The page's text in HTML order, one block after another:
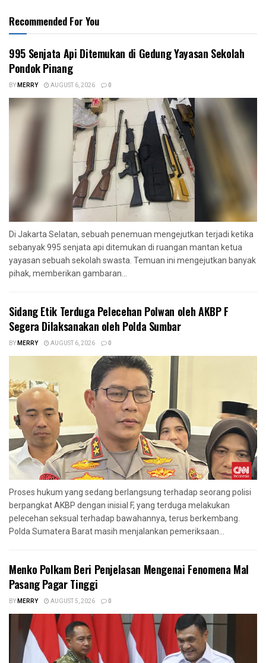
Recommended For You
995 Senjata Api Ditemukan di Gedung Yayasan Sekolah
Pondok Pinang
BYMERRY AUGUST 6, 2026 0
Di Jakarta Selatan, sebuah penemuan mengejutkan terjadi ketika
sebanyak 995 senjata api ditemukan di ruangan mantan ketua
yayasan sebuah sekolah swasta. Temuan ini mengejutkan banyak
pihak, memberikan gambaran...
Sidang Etik Terduga Pelecehan Polwan oleh AKBP F
Segera Dilaksanakan oleh Polda Sumbar
BYMERRY AUGUST 6, 2026 0
Proses hukum yang sedang berlangsung terhadap seorang polisi
berpangkat AKBP dengan inisial F, yang terduga melakukan
pelecehan seksual terhadap bawahannya, terus berkembang.
Polda Sumatera Barat masih menjalankan pemeriksaan...
Menko Polkam Beri Penjelasan Mengenai Fenomena Mal
Pasang Pagar Tinggi
BYMERRY AUGUST 5, 2026 0